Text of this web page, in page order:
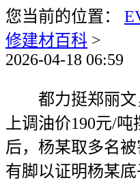
您当前的位置：
修建材百科 >
2026-04-18 06:59
都力挺郑丽文
上调油价190元/
后，杨某取多名
有脚以证明杨某底